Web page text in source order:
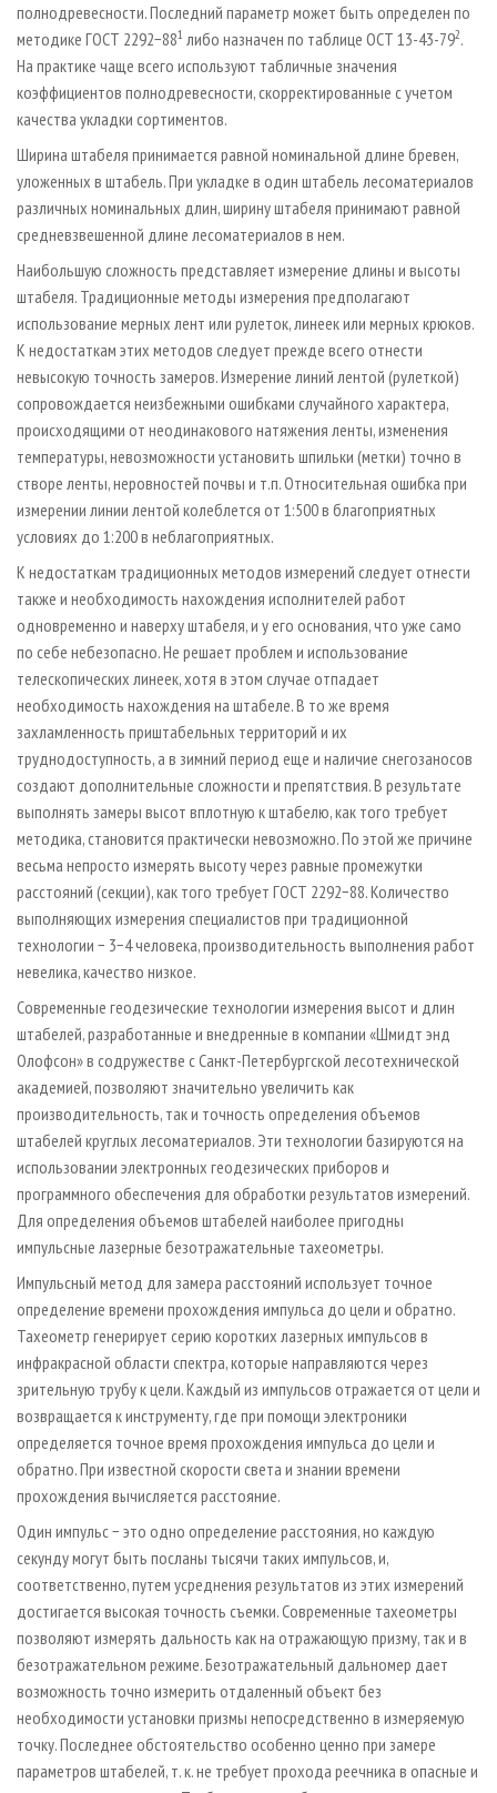
полнодревесности. Последний параметр может быть определен по
методике ГОСТ 2292−881 либо назначен по таблице ОСТ 13-43-792.
На практике чаще всего используют табличные значения
коэффициентов полнодревесности, скорректированные с учетом
качества укладки сортиментов.
Ширина штабеля принимается равной номинальной длине бревен,
уложенных в штабель. При укладке в один штабель лесоматериалов
различных номинальных длин, ширину штабеля принимают равной
средневзвешенной длине лесоматериалов в нем.
Наибольшую сложность представляет измерение длины и высоты
штабеля. Традиционные методы измерения предполагают
использование мерных лент или рулеток, линеек или мерных крюков.
К недостаткам этих методов следует прежде всего отнести
невысокую точность замеров. Измерение линий лентой (рулеткой)
сопровождается неизбежными ошибками случайного характера,
происходящими от неодинакового натяжения ленты, изменения
температуры, невозможности установить шпильки (метки) точно в
створе ленты, неровностей почвы и т.п. Относительная ошибка при
измерении линии лентой колеблется от 1:500 в благоприятных
условиях до 1:200 в неблагоприятных.
К недостаткам традиционных методов измерений следует отнести
также и необходимость нахождения исполнителей работ
одновременно и наверху штабеля, и у его основания, что уже само
по себе небезопасно. Не решает проблем и использование
телескопических линеек, хотя в этом случае отпадает
необходимость нахождения на штабеле. В то же время
захламленность приштабельных территорий и их
труднодоступность, а в зимний период еще и наличие снегозаносов
создают дополнительные сложности и препятствия. В результате
выполнять замеры высот вплотную к штабелю, как того требует
методика, становится практически невозможно. По этой же причине
весьма непросто измерять высоту через равные промежутки
расстояний (секции), как того требует ГОСТ 2292−88. Количество
выполняющих измерения специалистов при традиционной
технологии − 3−4 человека, производительность выполнения работ
невелика, качество низкое.
Современные геодезические технологии измерения высот и длин
штабелей, разработанные и внедренные в компании «Шмидт энд
Олофсон» в содружестве с Санкт-Петербургской лесотехнической
академией, позволяют значительно увеличить как
производительность, так и точность определения объемов
штабелей круглых лесоматериалов. Эти технологии базируются на
использовании электронных геодезических приборов и
программного обеспечения для обработки результатов измерений.
Для определения объемов штабелей наиболее пригодны
импульсные лазерные безотражательные тахеометры.
Импульсный метод для замера расстояний использует точное
определение времени прохождения импульса до цели и обратно.
Тахеометр генерирует серию коротких лазерных импульсов в
инфракрасной области спектра, которые направляются через
зрительную трубу к цели. Каждый из импульсов отражается от цели и
возвращается к инструменту, где при помощи электроники
определяется точное время прохождения импульса до цели и
обратно. При известной скорости света и знании времени
прохождения вычисляется расстояние.
Один импульс − это одно определение расстояния, но каждую
секунду могут быть посланы тысячи таких импульсов, и,
соответственно, путем усреднения результатов из этих измерений
достигается высокая точность съемки. Современные тахеометры
позволяют измерять дальность как на отражающую призму, так и в
безотражательном режиме. Безотражательный дальномер дает
возможность точно измерить отдаленный объект без
необходимости установки призмы непосредственно в измеряемую
точку. Последнее обстоятельство особенно ценно при замере
параметров штабелей, т. к. не требует прохода реечника в опасные и